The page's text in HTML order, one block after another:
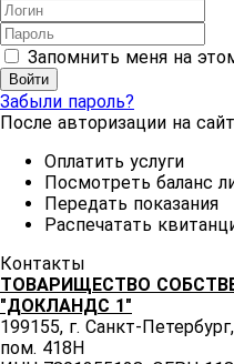
Запомнить меня на
Забыли пароль?
После авторизации на
Оплатить услуги
Посмотреть баланс
Передать показания
Распечатать
Контакты
ТОВАРИЩЕСТВО
"ДОКЛАНДС 1"
199155, г. Санкт-
пом. 418Н